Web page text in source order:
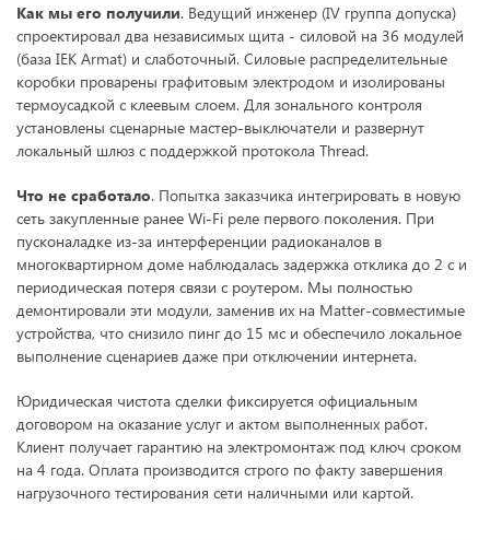
Как мы его получили. Ведущий инженер (IV группа допуска)
спроектировал два независимых щита - силовой на 36 модулей
(база IEK Armat) и слаботочный. Силовые распределительные
коробки проварены графитовым электродом и изолированы
термоусадкой с клеевым слоем. Для зонального контроля
установлены сценарные мастер-выключатели и развернут
локальный шлюз с поддержкой протокола Thread.
Что не сработало. Попытка заказчика интегрировать в новую
сеть закупленные ранее Wi-Fi реле первого поколения. При
пусконаладке из-за интерференции радиоканалов в
многоквартирном доме наблюдалась задержка отклика до 2 с и
периодическая потеря связи с роутером. Мы полностью
демонтировали эти модули, заменив их на Matter-совместимые
устройства, что снизило пинг до 15 мс и обеспечило локальное
выполнение сценариев даже при отключении интернета.
Юридическая чистота сделки фиксируется официальным
договором на оказание услуг и актом выполненных работ.
Клиент получает гарантию на электромонтаж под ключ сроком
на 4 года. Оплата производится строго по факту завершения
нагрузочного тестирования сети наличными или картой.